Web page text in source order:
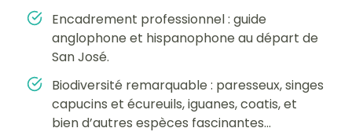
Encadrement professionnel : guide
anglophone et hispanophone au départ de
San José.
Biodiversité remarquable : paresseux, singes
capucins et écureuils, iguanes, coatis, et
bien d’autres espèces fascinantes...